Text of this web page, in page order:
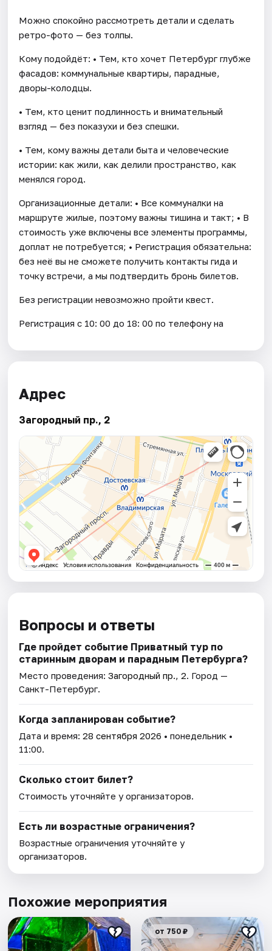
Можно спокойно рассмотреть детали и сделать
ретро-фото — без толпы.
Кому подойдёт: • Тем, кто хочет Петербург глубже
фасадов: коммунальные квартиры, парадные,
дворы-колодцы.
• Тем, кто ценит подлинность и внимательный
взгляд — без показухи и без спешки.
• Тем, кому важны детали быта и человеческие
истории: как жили, как делили пространство, как
менялся город.
Организационные детали: • Все коммуналки на
маршруте жилые, поэтому важны тишина и такт; • В
стоимость уже включены все элементы программы,
доплат не потребуется; • Регистрация обязательна:
без неё вы не сможете получить контакты гида и
точку встречи, а мы подтвердить бронь билетов.
Без регистрации невозможно пройти квест.
Регистрация с 10: 00 до 18: 00 по телефону на
Адрес
Загородный пр., 2
Вопросы и ответы
Где пройдет событие Приватный тур по
старинным дворам и парадным Петербурга?
Место проведения:Загородный пр., 2. Город —
Санкт-Петербург.
Когда запланирован событие?
Дата и время:28 сентября 2026 • понедельник •
11:00.
Сколько стоит билет?
Стоимость уточняйте у организаторов.
Есть ли возрастные ограничения?
Возрастные ограничения уточняйте у
организаторов.
Похожие мероприятия
от 750 ₽